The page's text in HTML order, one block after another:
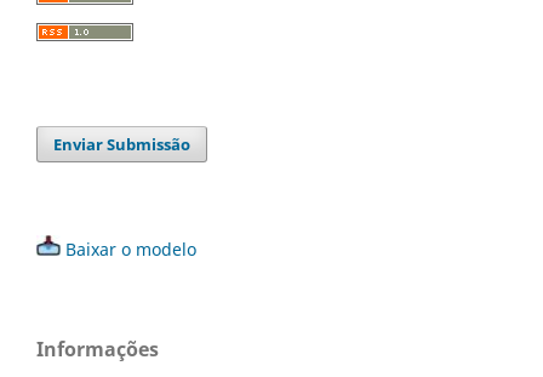
Enviar Submissão
Baixar o modelo
Informações